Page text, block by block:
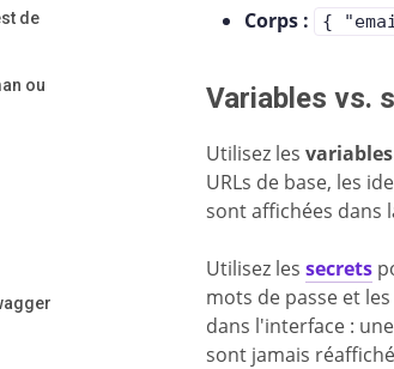
de
ou
Corps : {
Variables vs.
Utilisez lesvariables
URLs de base, les
sont affichées dans
Utilisez lessecrets
mots de passe et
dans l'interface :
sont jamais